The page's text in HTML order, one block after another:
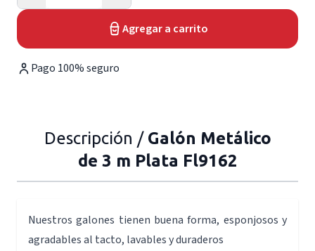
Agregar a carrito
Pago 100% seguro
Descripción / Galón Metálico
de 3 m Plata Fl9162
Nuestros galones tienen buena forma, esponjosos y
agradables al tacto, lavables y duraderos